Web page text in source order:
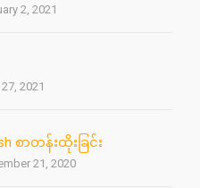
2, 2021
2021
စာတန်းထိုးခြင်း
21, 2020